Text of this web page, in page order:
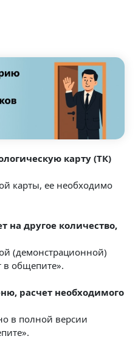
карту (ТК)
карты, ее необходимо
на другое количество,
(демонстрационной)
в общепите».
расчет необходимого
в полной версии